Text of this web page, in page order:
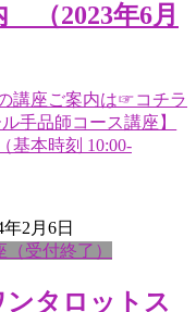
（2023年6月
講座ご案内は☞コチラ
手品師コース講座】
本時刻 10:00-
年2月6日
受付終了）
ンタロットス